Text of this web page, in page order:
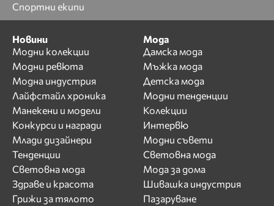
Спортни екипи
Новини
Модни колекции
Модни ревюта
Модна индустрия
Лайфстайл хроника
Манекени и модели
Конкурси и награди
Млади дизайнери
Тенденции
Световна мода
Здраве и красота
Грижи за тялото
Мода
Дамска мода
Мъжка мода
Детска мода
Модни тенденции
Колекции
Интервю
Модни съвети
Световна мода
Мода за дома
Шивашка индустрия
Пазаруване